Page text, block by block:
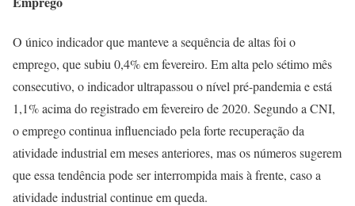
O único indicador que manteve a sequência de altas foi o
emprego, que subiu 0,4% em fevereiro. Em alta pelo sétimo mês
consecutivo, o indicador ultrapassou o nível pré-pandemia e está
1,1% acima do registrado em fevereiro de 2020. Segundo a CNI,
o emprego continua influenciado pela forte recuperação da
atividade industrial em meses anteriores, mas os números sugerem
que essa tendência pode ser interrompida mais à frente, caso a
atividade industrial continue em queda.